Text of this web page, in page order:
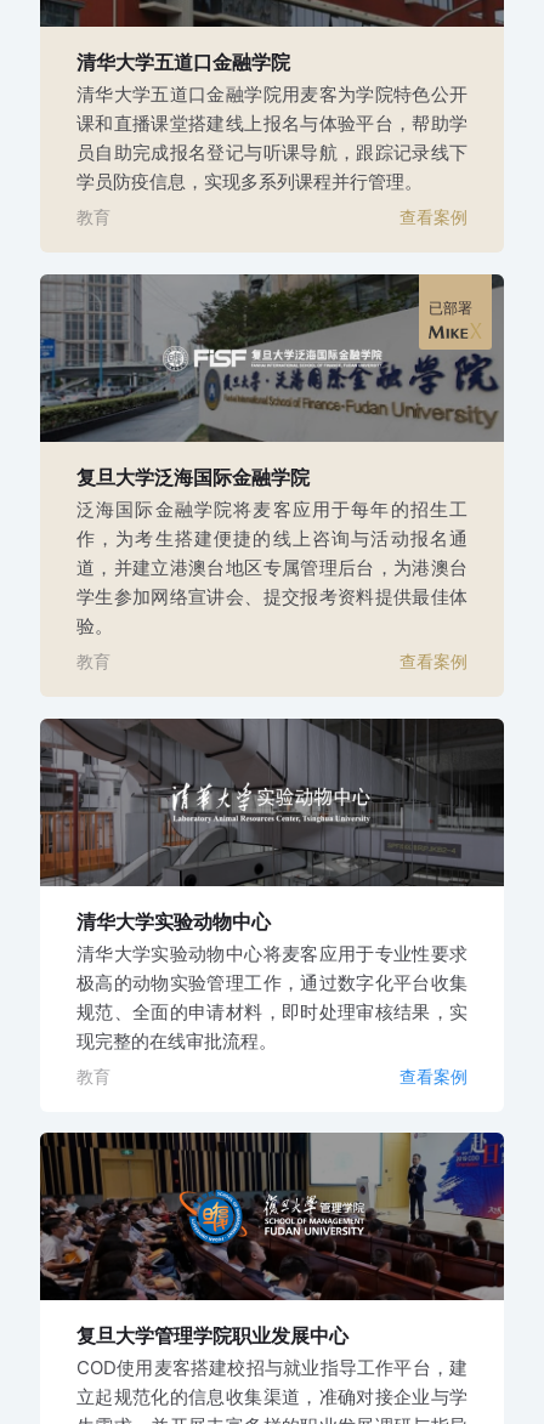
清华大学五道口金融学院
清华大学五道口金融学院用麦客为学院特色公开
课和直播课堂搭建线上报名与体验平台，帮助学
员自助完成报名登记与听课导航，跟踪记录线下
学员防疫信息，实现多系列课程并行管理。
教育 查看案例
已部署
复旦大学泛海国际金融学院
泛海国际金融学院将麦客应用于每年的招生工
作，为考生搭建便捷的线上咨询与活动报名通
道，并建立港澳台地区专属管理后台，为港澳台
学生参加网络宣讲会、提交报考资料提供最佳体
验。
教育 查看案例
清华大学实验动物中心
清华大学实验动物中心将麦客应用于专业性要求
极高的动物实验管理工作，通过数字化平台收集
规范、全面的申请材料，即时处理审核结果，实
现完整的在线审批流程。
教育 查看案例
复旦大学管理学院职业发展中心
COD使用麦客搭建校招与就业指导工作平台，建
立起规范化的信息收集渠道，准确对接企业与学